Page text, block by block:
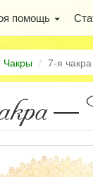
помощь
Чакры 7-я
—